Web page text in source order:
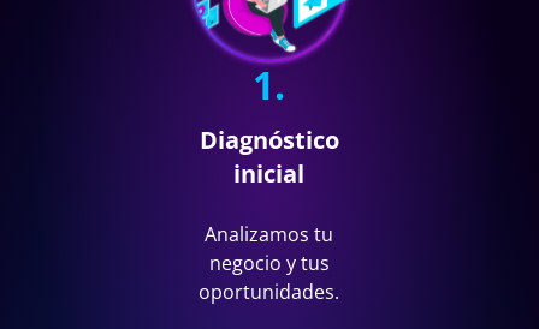
1.
Diagnóstico
inicial
Analizamos tu
negocio y tus
oportunidades.